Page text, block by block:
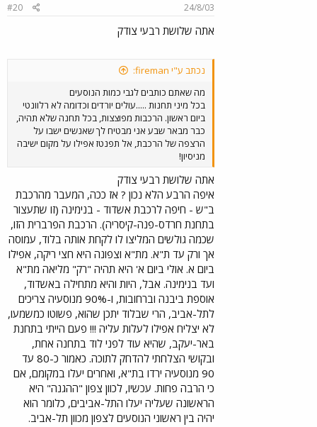
24/8/03
#20
אתה שלושת רבעי צודק
נכתב ע"י fireman:
מה שאתם כותבים לגבי כמות הנוסעים
בכל מיני תחנות .....עולים יורדים וכדומה לא רלוונטי
ביום ראשון. הרכבות מפוצצות, בכל תחנה שלא תהיה,
כבר מבאר שבע אני מבטיח לך שאנשים ישבו על
הרצפה של הרכבת, אל תפנטז אפילו על מקום ישיבה
מניסיון!
אתה שלושת רבעי צודק
איפה הרבע הלא נכון ? אז ככה, המעבר מהרכבת
ב"ש - חיפה לרכבת אשדוד - בנימינה (זו שתעצור
בתחנת חרדס-פנה-קיסריה). הרכבת הפרברית הזו,
שכמה גולשים המליצו לו לקחת אותה בלוד, עמוסה
אך ורק עד ת"א. מת"א וצפונה היא חצי ריקה, אפילו
ביום א. אולי ביום א' היא תהיה "רק" מליאה מת"א
ועד בנימינה. אבל, היות והיא מתחילה באשדוד,
אוספת ביבנה וברחובות, ו-90% מנוסעיה צריכים
לתל-אביב, הרי שבלוד יתכן שהוא, פשוטו כמשמעו,
לא יצליח אפילו לעלות עליה !!! פעם הייתי בתחנת
באר-יעקב, שהיא עוד לפני לוד בתחנה אחת,
ובקושי הצלחתי להדחק לתוכה. כאמור כ-80 עד
90 מנוסעיה ירדו בת"א, ואחרים יעלו במקומם, אם
כי הרבה פחות. עכשיו, לכוון צפון "ההגנה" היא
הראשונה שעליה יעלו התל-אביבים, כלומר הוא
יהיה בין ראשוני הנוסעים לצפון מכוון תל-אביב.